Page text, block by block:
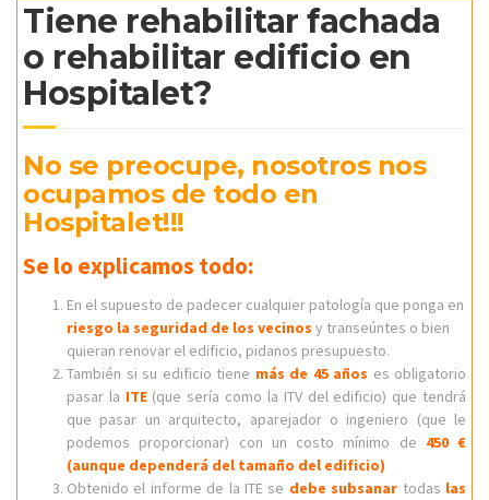
Tiene rehabilitar fachada
o rehabilitar edificio en
Hospitalet?
No se preocupe, nosotros nos
ocupamos de todo en
Hospitalet!!!
Se lo explicamos todo:
En el supuesto de padecer cualquier patología que ponga en
riesgo la seguridad de los vecinos y transeúntes o bien
quieran renovar el edificio, pidanos presupuesto.
También si su edificio tiene más de 45 años es obligatorio
pasar la ITE(que sería como la ITV del edificio) que tendrá
que pasar un arquitecto, aparejador o ingeniero (que le
podemos proporcionar) con un costo mínimo de 450 €
(aunque dependerá del tamaño del edificio)
Obtenido el informe de la ITE se debe subsanar todas las